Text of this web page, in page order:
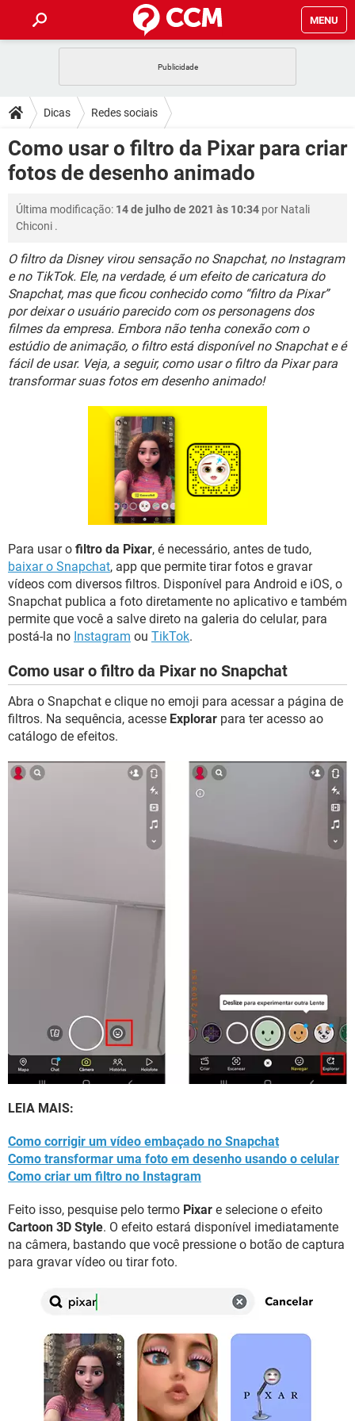
MENU
CELULAR
OUTLOOK EXCEL
INSTAGRAM GMAIL
DICAS
JOGOS
CELULAR FACEBOOK
INSTAGRAM GMAIL
DOWNLOADS
JOGOS WHATSAPP
OUTLOOK
INSTAGRAM GMAIL
GUIA DE COMPRAS
FÓRUM
JOGOS WHATSAPP
OUTLOOK EXCEL
INSTAGRAM GMAIL
GUIA DE COMPRAS
GLOSSÁRIO
JOGOS WHATSAPP
CELULAR FACEBOOK
OUTLOOK EXCEL
INSTAGRAM GMAIL
GUIA DE COMPRAS
Dicas Redes sociais
Como usar o filtro da Pixar para criar
fotos de desenho animado
Última modificação: 14 de julho de 2021 às 10:34 por Natali
Chiconi .
O filtro da Disney virou sensação no Snapchat, no Instagram
e no TikTok. Ele, na verdade, é um efeito de caricatura do
Snapchat, mas que ficou conhecido como “filtro da Pixar”
por deixar o usuário parecido com os personagens dos
filmes da empresa. Embora não tenha conexão com o
estúdio de animação, o filtro está disponível no Snapchat e é
fácil de usar. Veja, a seguir, como usar o filtro da Pixar para
transformar suas fotos em desenho animado!
Para usar o filtro da Pixar, é necessário, antes de tudo,
baixar o Snapchat, app que permite tirar fotos e gravar
vídeos com diversos filtros. Disponível para Android e iOS, o
Snapchat publica a foto diretamente no aplicativo e também
permite que você a salve direto na galeria do celular, para
postá-la no Instagram ou TikTok.
Como usar o filtro da Pixar no Snapchat
Abra o Snapchat e clique no emoji para acessar a página de
filtros. Na sequência, acesse Explorar para ter acesso ao
catálogo de efeitos.
LEIA MAIS:
Como corrigir um vídeo embaçado no Snapchat
Como transformar uma foto em desenho usando o celular
Como criar um filtro no Instagram
Feito isso, pesquise pelo termo Pixar e selecione o efeito
Cartoon 3D Style. O efeito estará disponível imediatamente
na câmera, bastando que você pressione o botão de captura
para gravar vídeo ou tirar foto.